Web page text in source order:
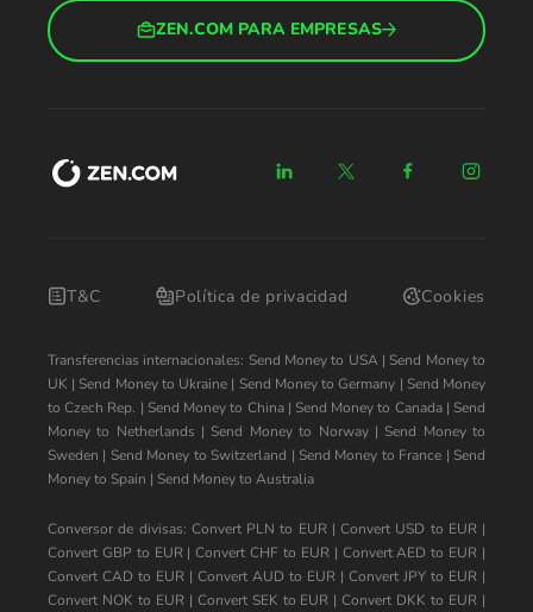
ZEN.COM PARA EMPRESAS
T&C Política de privacidad Cookies
Transferencias internacionales: Send Money to USA| Send Money to
UK | Send Money to Ukraine | Send Money to Germany | Send Money
to Czech Rep. | Send Money to China| Send Money to Canada| Send
Money to Netherlands | Send Money to Norway| Send Money to
Sweden | Send Money to Switzerland | Send Money to France | Send
Money to Spain | Send Money to Australia
Conversor de divisas: Convert PLN to EUR| Convert USD to EUR|
Convert GBP to EUR|Convert CHF to EUR| Convert AED to EUR |
Convert CAD to EUR | Convert AUD to EUR | Convert JPY to EUR |
Convert NOK to EUR| Convert SEK to EUR |Convert DKK to EUR |